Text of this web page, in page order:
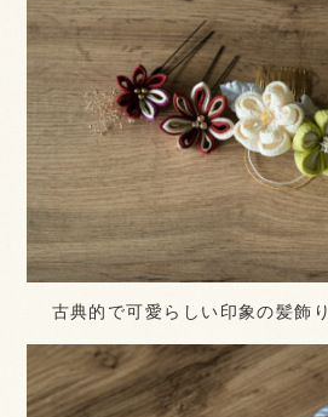
古典的で可愛らしい印象の髪飾り